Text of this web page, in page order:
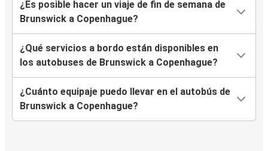
¿Es posible hacer un viaje de fin de semana de
Brunswick a Copenhague?
¿Qué servicios a bordo están disponibles en
los autobuses de Brunswick a Copenhague?
¿Cuánto equipaje puedo llevar en el autobús de
Brunswick a Copenhague?